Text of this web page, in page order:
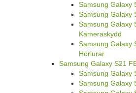
Samsung Galaxy
Samsung Galaxy
Samsung Galaxy
Kameraskydd
Samsung Galaxy
Hörlurar
Samsung Galaxy S21
Samsung Galaxy
Samsung Galaxy